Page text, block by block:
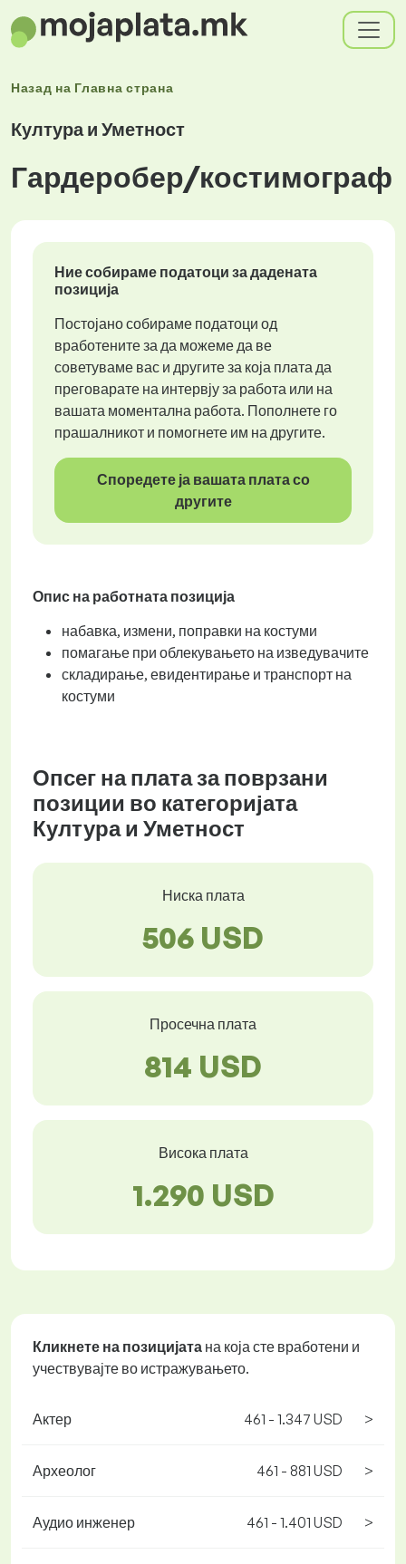
Назад на Главна страна
Култура и Уметност
Гардеробер/костимограф
Ние собираме податоци за дадената
позиција
Постојано собираме податоци од
вработените за да можеме да ве
советуваме вас и другите за која плата да
преговарате на интервју за работа или на
вашата моментална работа. Пополнете го
прашалникот и помогнете им на другите.
Споредете ја вашата плата со
другите
Опис на работната позиција
набавка, измени, поправки на костуми
помагање при облекувањето на изведувачите
складирање, евидентирање и транспорт на
костуми
Опсег на плата за поврзани
позиции во категоријата
Култура и Уметност
Ниска плата
506 USD
Просечна плата
814 USD
Висока плата
1.290 USD
Кликнете на позицијата на која сте вработени и
учествувајте во истражувањето.
Актер 461 - 1.347 USD >
Археолог 461 - 881 USD >
Аудио инженер 461 - 1.401 USD >